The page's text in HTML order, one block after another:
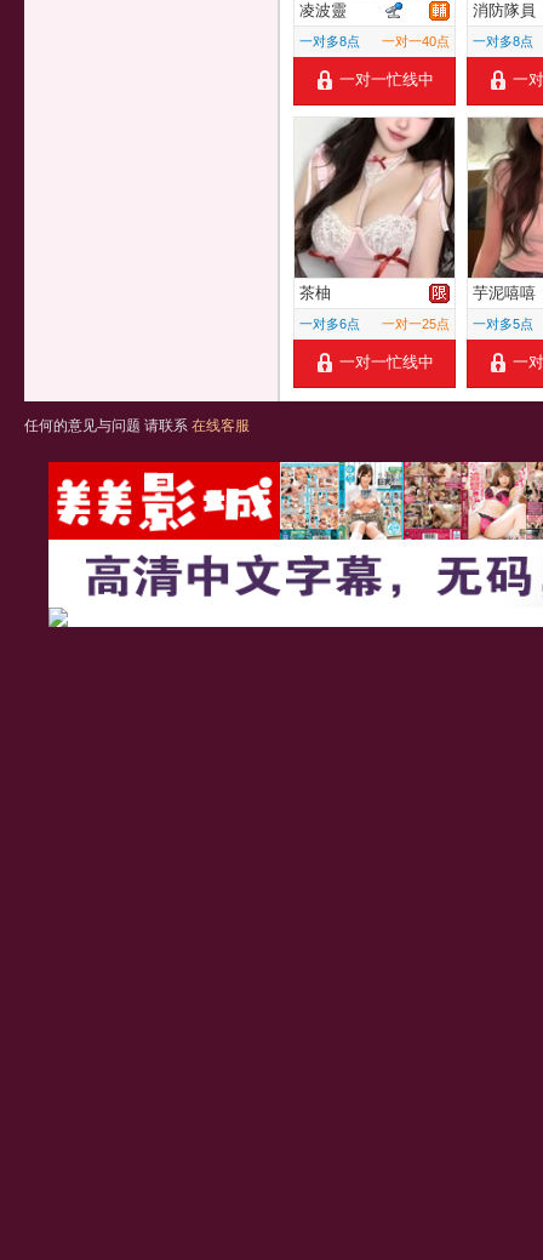
凌波靈
一对多8点 一对一40点
一对一忙线中
消防隊員
一对多8点
一
茶柚
一对多6点 一对一25点
一对一忙线中
芋泥嘻嘻
一对多5点
一
任何的意见与问题 请联系 在线客服